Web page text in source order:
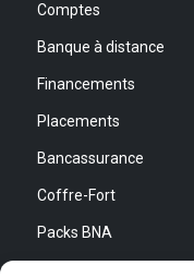
Comptes
Banque à distance
Financements
Placements
Bancassurance
Coffre-Fort
Packs BNA